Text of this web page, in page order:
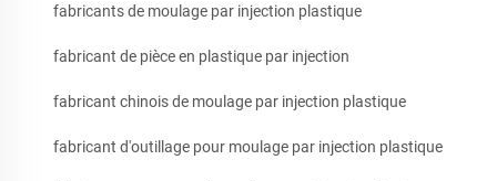
fabricants de moulage par injection plastique
fabricant de pièce en plastique par injection
fabricant chinois de moulage par injection plastique
fabricant d'outillage pour moulage par injection plastique